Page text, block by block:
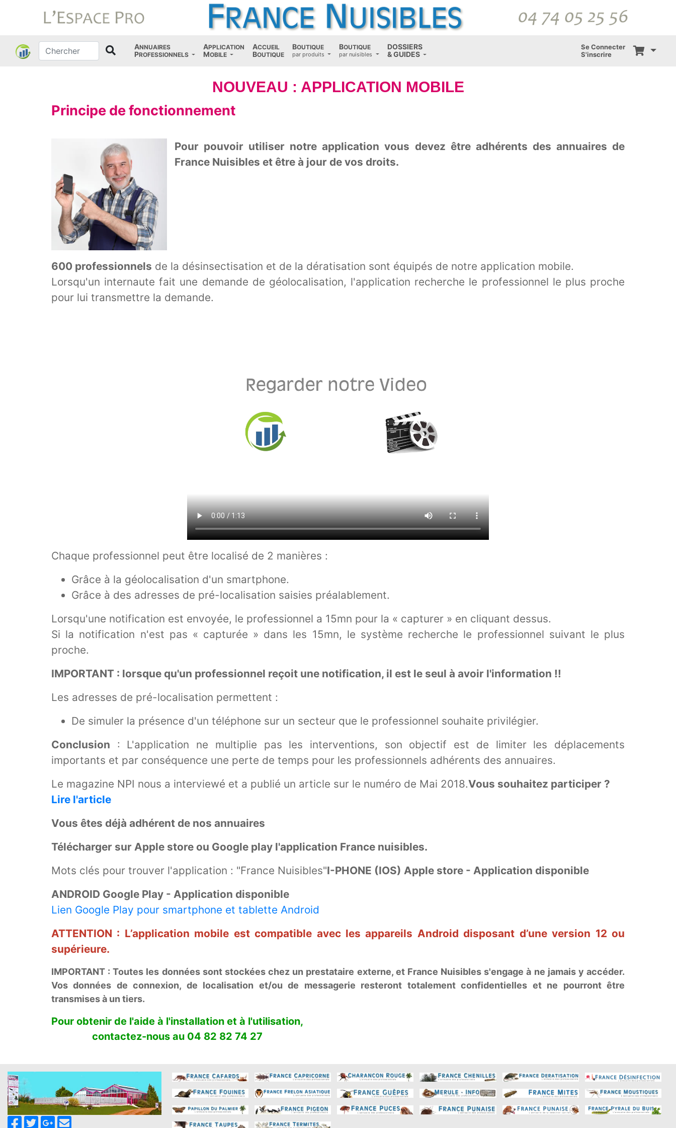
ANNUAIRES
PROFESSIONNELS
APPLICATION
MOBILE
ACCUEIL
BOUTIQUE(current)
BOUTIQUE
par produits
BOUTIQUE
par nuisibles
DOSSIERS
&GUIDES
Se Connecter
S'inscrire
NOUVEAU : APPLICATION MOBILE
Principe de fonctionnement
Pour pouvoir utiliser notre application vous devez être adhérents des annuaires de
France Nuisibles et être à jour de vos droits.
600 professionnels de la désinsectisation et de la dératisation sont équipés de notre application mobile.
Lorsqu'un internaute fait une demande de géolocalisation, l'application recherche le professionnel le plus proche
pour lui transmettre la demande.
Chaque professionnel peut être localisé de 2 manières :
Grâce à la géolocalisation d'un smartphone.
Grâce à des adresses de pré-localisation saisies préalablement.
Lorsqu'une notification est envoyée, le professionnel a 15mn pour la « capturer » en cliquant dessus.
Si la notification n'est pas « capturée » dans les 15mn, le système recherche le professionnel suivant le plus
proche.
IMPORTANT : lorsque qu'un professionnel reçoit une notification, il est le seul à avoir l'information !!
Les adresses de pré-localisation permettent :
De simuler la présence d'un téléphone sur un secteur que le professionnel souhaite privilégier.
Conclusion : L'application ne multiplie pas les interventions, son objectif est de limiter les déplacements
importants et par conséquence une perte de temps pour les professionnels adhérents des annuaires.
Le magazine NPI nous a interviewé et a publié un article sur le numéro de Mai 2018.
Lire l'article
Vous souhaitez participer ?
Vous êtes déjà adhérent de nos annuaires
Télécharger sur Apple store ou Google play l'application France nuisibles.
Mots clés pour trouver l'application : "France Nuisibles"I-PHONE (IOS) Apple store - Application disponible
ANDROID Google Play - Application disponible
Lien Google Play pour smartphone et tablette Android
ATTENTION : L’application mobile est compatible avec les appareils Android disposant d’une version 12 ou
supérieure.
IMPORTANT : Toutes les données sont stockées chez un prestataire externe, et France Nuisibles s'engage à ne jamais y accéder.
Vos données de connexion, de localisation et/ou de messagerie resteront totalement confidentielles et ne pourront être
transmises à un tiers.
Pour obtenir de l'aide à l'installation et à l'utilisation,
contactez-nous au 04 82 82 74 27